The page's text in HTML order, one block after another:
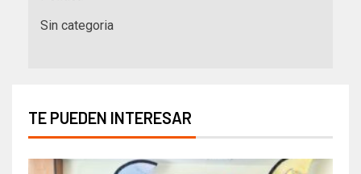
Sin categoria
TE PUEDEN INTERESAR